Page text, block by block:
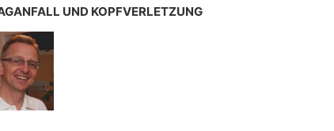
UND KOPFVERLETZUNG